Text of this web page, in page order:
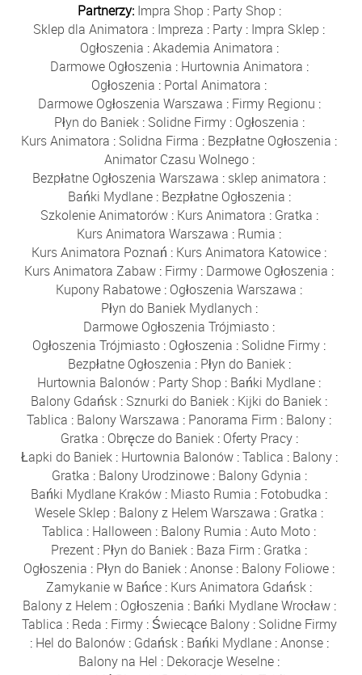
Partnerzy: Impra Shop : Party Shop :
Sklep dla Animatora : Impreza : Party : Impra Sklep :
Ogłoszenia :Akademia Animatora :
Darmowe Ogłoszenia : Hurtownia Animatora :
Ogłoszenia : Portal Animatora :
Darmowe Ogłoszenia Warszawa : Firmy Regionu :
Płyn do Baniek: Solidne Firmy: Ogłoszenia :
Kurs Animatora : Solidna Firma : Bezpłatne Ogłoszenia :
Animator Czasu Wolnego:
Bezpłatne Ogłoszenia Warszawa : sklep animatora :
Bańki Mydlane: Bezpłatne Ogłoszenia :
Szkolenie Animatorów: Kurs Animatora : Gratka :
Kurs Animatora Warszawa : Rumia :
Kurs Animatora Poznań : Kurs Animatora Katowice :
Kurs Animatora Zabaw : Firmy : Darmowe Ogłoszenia :
Kupony Rabatowe : Ogłoszenia Warszawa :
Płyn do Baniek Mydlanych :
Darmowe Ogłoszenia Trójmiasto :
Ogłoszenia Trójmiasto : Ogłoszenia : Solidne Firmy :
Bezpłatne Ogłoszenia : Płyn do Baniek:
Hurtownia Balonów : Party Shop : Bańki Mydlane :
Balony Gdańsk : Sznurki do Baniek : Kijki do Baniek :
Tablica : Balony Warszawa : Panorama Firm : Balony :
Gratka : Obręcze do Baniek: Oferty Pracy:
Łapki do Baniek: Hurtownia Balonów:Tablica : Balony:
Gratka : Balony Urodzinowe: Balony Gdynia :
Bańki Mydlane Kraków : Miasto Rumia : Fotobudka :
Wesele Sklep : Balony z Helem Warszawa : Gratka :
Tablica : Halloween : Balony Rumia :Auto Moto :
Prezent : Płyn do Baniek : Baza Firm : Gratka :
Ogłoszenia : Płyn do Baniek :Anonse : Balony Foliowe :
Zamykanie w Bańce : Kurs Animatora Gdańsk :
Balony z Helem : Ogłoszenia : Bańki Mydlane Wrocław:
Tablica : Reda : Firmy: Świecące Balony: Solidne Firmy
: Hel do Balonów: Gdańsk: Bańki Mydlane:Anonse:
Balony na Hel : Dekoracje Weselne :